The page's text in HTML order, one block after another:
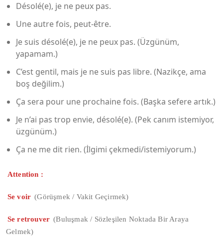
Désolé(e), je ne peux pas.
Une autre fois, peut-être.
Je suis désolé(e), je ne peux pas. (Üzgünüm,
yapamam.)
C’est gentil, mais je ne suis pas libre. (Nazikçe, ama
boş değilim.)
Ça sera pour une prochaine fois. (Başka sefere artık.)
Je n’ai pas trop envie, désolé(e). (Pek canım istemiyor,
üzgünüm.)
Ça ne me dit rien. (İlgimi çekmedi/istemiyorum.)
Attention :
Se voir (Görüşmek / Vakit Geçirmek)
Se retrouver (Buluşmak / Sözleşilen Noktada Bir Araya
Gelmek)